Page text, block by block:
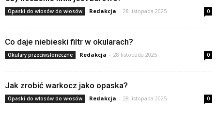
Opaski do włosów do włosów Redakcja - 28 listopada 2025 0
Co daje niebieski filtr w okularach?
Okulary przeciwsłoneczne Redakcja - 28 listopada 2025 0
Jak zrobić warkocz jako opaska?
Opaski do włosów do włosów Redakcja - 28 listopada 2025 0